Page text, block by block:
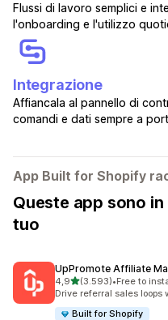
Flussi di lavoro semplici e
l'onboarding e l'utilizzo
Integrazione
Affiancala al pannello di
comandi e dati sempre a
App Built for Shopify
Queste app sono
tuo
UpPromote Affiliate
4,9stelle su 5
(3.593)
3593 recensioni totali
•Free to
Drive referral sales
Built for Shopify